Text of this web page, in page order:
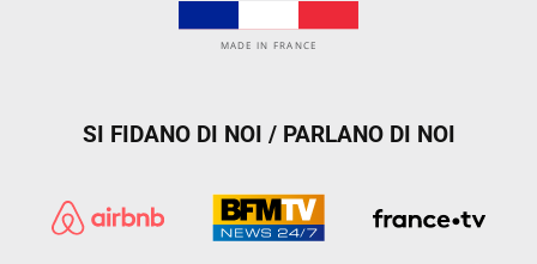
MADE IN FRANCE
SI FIDANO DI NOI / PARLANO DI NOI